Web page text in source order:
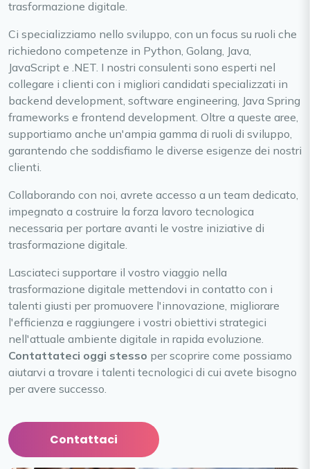
trasformazione digitale.
Ci specializziamo nello sviluppo, con un focus su ruoli che
richiedono competenze in Python, Golang, Java,
JavaScript e .NET. I nostri consulenti sono esperti nel
collegare i clienti con i migliori candidati specializzati in
backend development, software engineering, Java Spring
frameworks e frontend development. Oltre a queste aree,
supportiamo anche un'ampia gamma di ruoli di sviluppo,
garantendo che soddisfiamo le diverse esigenze dei nostri
clienti.
Collaborando con noi, avrete accesso a un team dedicato,
impegnato a costruire la forza lavoro tecnologica
necessaria per portare avanti le vostre iniziative di
trasformazione digitale.
Lasciateci supportare il vostro viaggio nella
trasformazione digitale mettendovi in contatto con i
talenti giusti per promuovere l'innovazione, migliorare
l'efficienza e raggiungere i vostri obiettivi strategici
nell'attuale ambiente digitale in rapida evoluzione.
Contattateci oggi stesso per scoprire come possiamo
aiutarvi a trovare i talenti tecnologici di cui avete bisogno
per avere successo.
Contattaci